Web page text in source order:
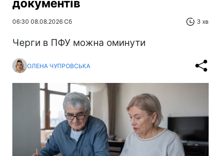
документів
06:30 08.08.2026 Сб 3 хв
Черги в ПФУ можна оминути
ОЛЕНА ЧУПРОВСЬКА